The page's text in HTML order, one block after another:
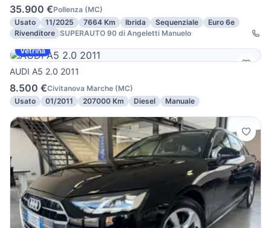
35.900 €Pollenza (MC)
Usato
11/2025 7664 Km Ibrida Sequenziale
Euro 6e
Rivenditore SUPERAUTO 90 di Angeletti Manuelo
Vetrina
AUDI A5 2.0 2011
8.500 €Civitanova Marche (MC)
Usato
01/2011 207000 Km Diesel Manuale